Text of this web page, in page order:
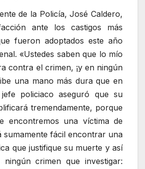
de la Policía, José Caldero,
ante los castigos más
fueron adoptados este año
«Ustedes saben que lo mío
contra el crimen, ¡y en ningún
una mano más dura que en
policiaco aseguró que su
tremendamente, porque
encontremos una víctima de
sumamente fácil encontrar una
que justifique su muerte y así
ningún crimen que investigar: